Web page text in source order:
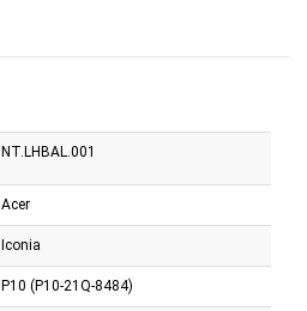
NT.LHBAL.001
Acer
Iconia
P10 (P10-21Q-8484)